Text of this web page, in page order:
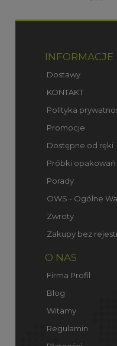
INFORMACJE
Dostawy
KONTAKT
Polityka
Promocje
Dostępne od ręki
Próbki opakowań
Porady
OWS - Ogólne
Zwroty
Zakupy bez
O NAS
Firma Profil
Blog
Witamy
Regulamin